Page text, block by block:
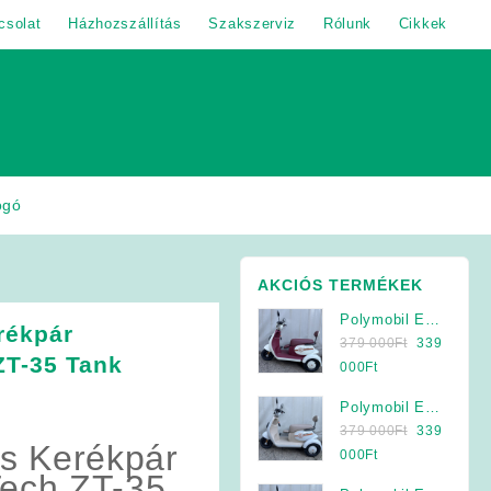
Házhozszállítás Szakszerviz Rólunk Cikkek
35 Tank
Kerékpár
AKCIÓS TERMÉKEK
Polymobil E-
MOB 40/A
Elektromos
Jármű (Krém-
Bordó)
379 000Ft Original
379
000Ft.
339
000FtCurrent
is:
339
000Ft.
Polymobil E-
MOB 40/A
Elektromos
379 000Ft Original
339
000FtCurrent